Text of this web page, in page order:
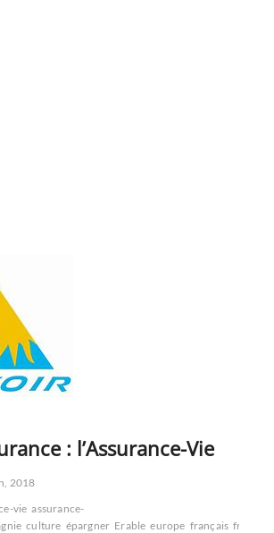
: l’Assurance-Vie
2018
vie assurance-
culture épargner Erable europe français france